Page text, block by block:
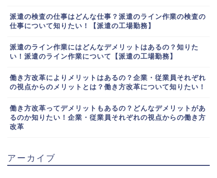
派遣の検査の仕事はどんな仕事？派遣のライン作業の検査の
仕事について知りたい！【派遣の工場勤務】
派遣のライン作業にはどんなデメリットはあるの？知りた
い！派遣のライン作業について【派遣の工場勤務】
働き方改革によりメリットはあるの？企業・従業員それぞれ
の視点からのメリットとは？働き方改革について知りたい！
働き方改革ってデメリットもあるの？どんなデメリットがあ
るのか知りたい！企業・従業員それぞれの視点からの働き方
改革
アーカイブ